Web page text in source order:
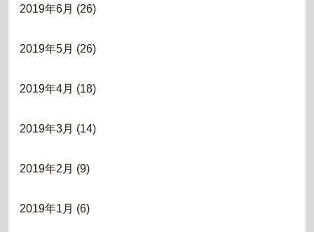
2019年6月 (26)
2019年5月 (26)
2019年4月 (18)
2019年3月 (14)
2019年2月 (9)
2019年1月 (6)